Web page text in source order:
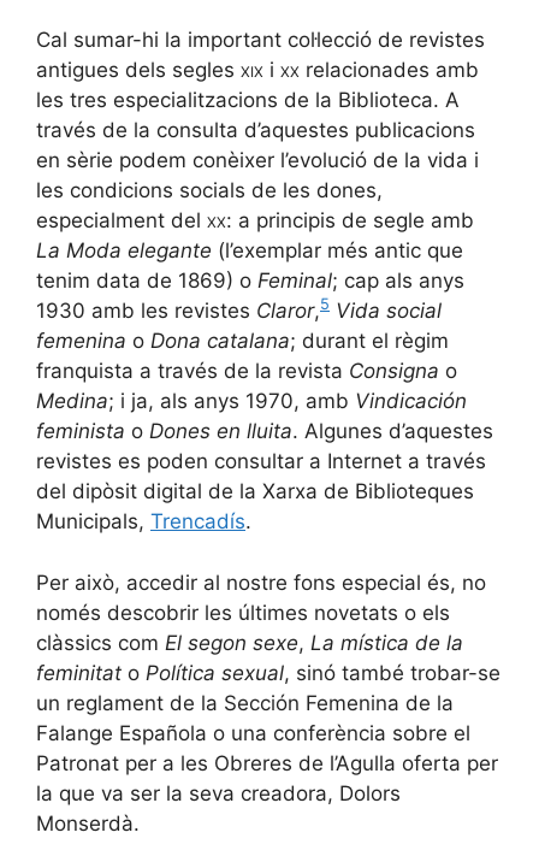
Cal sumar-hi la important col·lecció de revistes
antigues dels segles xix i xx relacionades amb
les tres especialitzacions de la Biblioteca. A
través de la consulta d’aquestes publicacions
en sèrie podem conèixer l’evolució de la vida i
les condicions socials de les dones,
especialment del xx: a principis de segle amb
La Moda elegante (l’exemplar més antic que
tenim data de 1869) o Feminal; cap als anys
1930 amb les revistes Claror,5 Vida social
femenina o Dona catalana; durant el règim
franquista a través de la revista Consigna o
Medina; i ja, als anys 1970, amb Vindicación
feminista o Dones en lluita. Algunes d’aquestes
revistes es poden consultar a Internet a través
del dipòsit digital de la Xarxa de Biblioteques
Municipals, Trencadís.
Per això, accedir al nostre fons especial és, no
només descobrir les últimes novetats o els
clàssics com El segon sexe, La mística de la
feminitat o Política sexual, sinó també trobar-se
un reglament de la Sección Femenina de la
Falange Española o una conferència sobre el
Patronat per a les Obreres de l’Agulla oferta per
la que va ser la seva creadora, Dolors
Monserdà.